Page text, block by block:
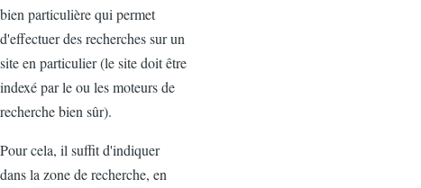
bien particulière qui permet
d'effectuer des recherches sur un
site en particulier (le site doit être
indexé par le ou les moteurs de
recherche bien sûr).
Pour cela, il suffit d'indiquer
dans la zone de recherche, en